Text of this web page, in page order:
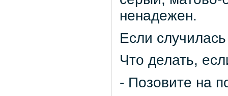
ненадежен.
Если
Что делать,
- Позовите на